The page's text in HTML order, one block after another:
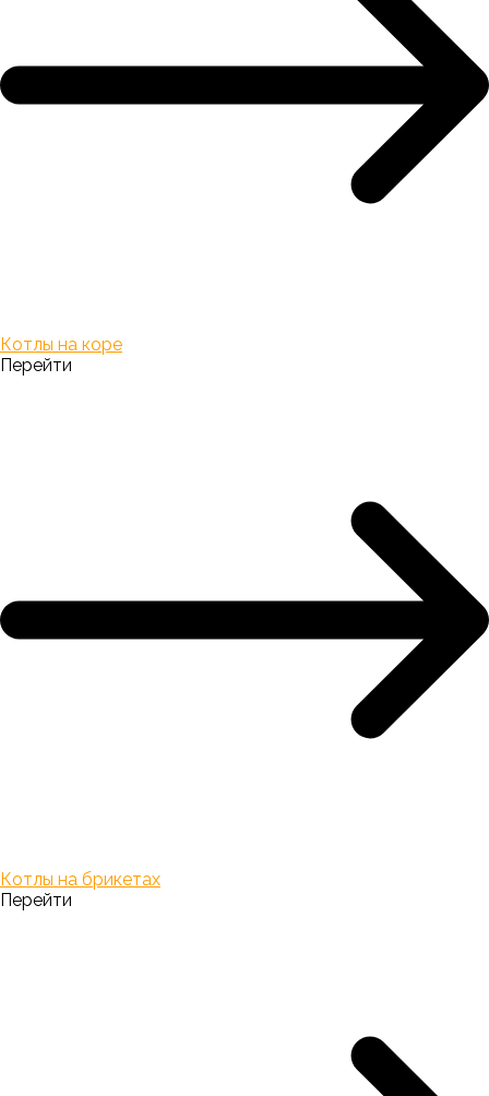
Котлы на коре
Перейти
Котлы на брикетах
Перейти